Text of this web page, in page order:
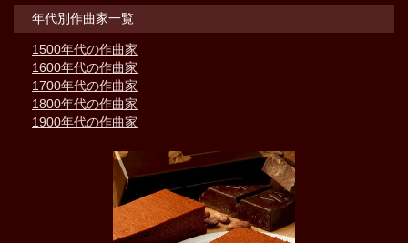
年代別作曲家一覧
1500年代の作曲家
1600年代の作曲家
1700年代の作曲家
1800年代の作曲家
1900年代の作曲家